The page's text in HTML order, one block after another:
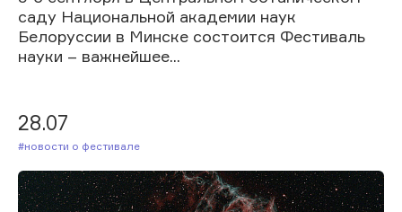
саду Национальной академии наук
Белоруссии в Минске состоится Фестиваль
науки – важнейшее...
28.07
#Новости о фестивале